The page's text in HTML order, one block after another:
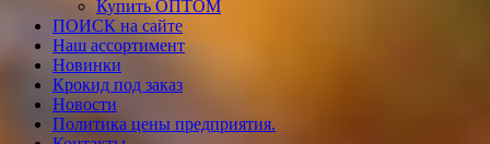
Купить ОПТОМ
ПОИСК на сайте
Наш ассортимент
Новинки
Крокид под заказ
Новости
Политика цены предприятия.